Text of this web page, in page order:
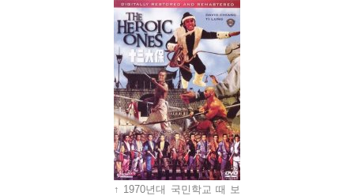
↑ 1970년대 국민학교 때 보